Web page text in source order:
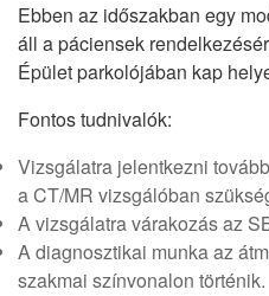
Ebben az időszakban egy
áll a páciensek
Épület parkolójában kap
Fontos tudnivalók:
Vizsgálatra jelentkezni
a CT/MR vizsgálóban
A vizsgálatra várakozás az
A diagnosztikai munka az
szakmai színvonalon történik.